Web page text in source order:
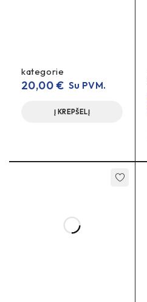
QC VERIFICATION
kategorie
20,00€ Su PVM.
Į KREPŠELĮ